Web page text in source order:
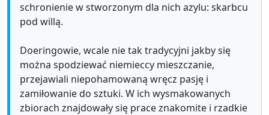
schronienie w stworzonym dla nich azylu: skarbcu
pod willą.
Doeringowie, wcale nie tak tradycyjni jakby się
można spodziewać niemieccy mieszczanie,
przejawiali niepohamowaną wręcz pasję i
zamiłowanie do sztuki. W ich wysmakowanych
zbiorach znajdowały się prace znakomite i rzadkie